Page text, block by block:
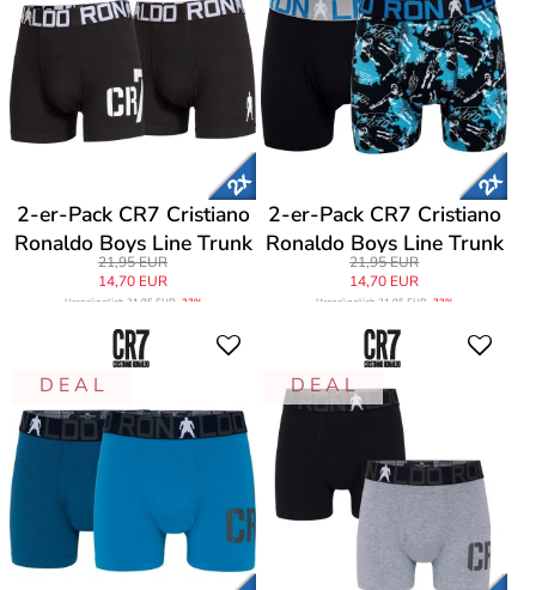
2-er-Pack CR7 Cristiano
Ronaldo Boys Line Trunk
21,95 EUR
14,70 EUR
Ursprünglich 21,95 EUR -33%
2-er-Pack CR7 Cristiano
Ronaldo Boys Line Trunk
21,95 EUR
14,70 EUR
Ursprünglich 21,95 EUR -33%
D E A L D E A L